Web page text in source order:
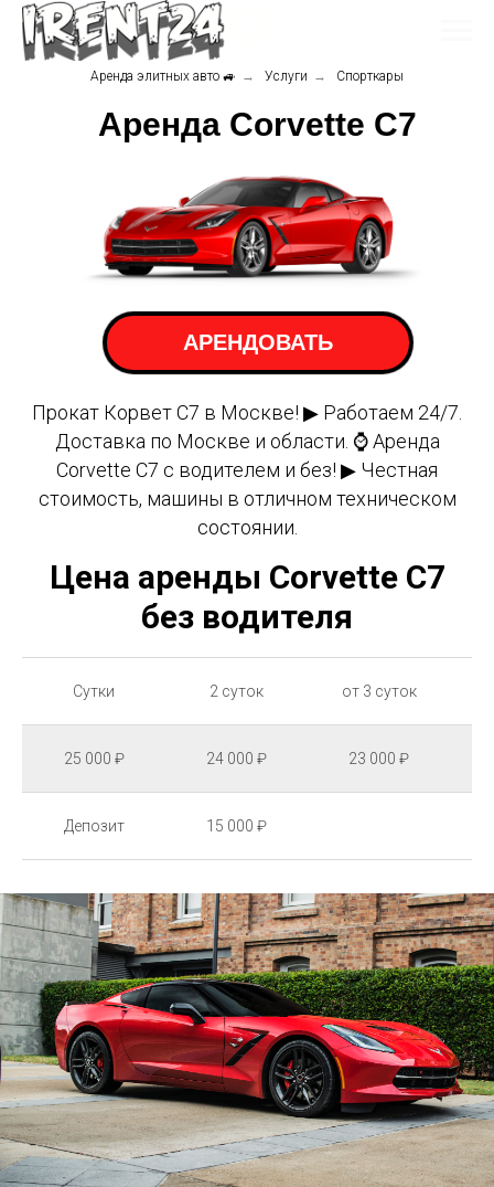
Аренда элитных авто 🚙 → Услуги → Спорткары
Аренда Corvette C7
АРЕНДОВАТЬ
Прокат Корвет С7 в Москве! ▶ Работаем 24/7.
Доставка по Москве и области. ⌚ Аренда
Corvette C7 с водителем и без! ▶ Честная
стоимость, машины в отличном техническом
состоянии.
Цена аренды Corvette C7
без водителя
Сутки 2 суток от 3 суток
25 000 ₽ 24 000 ₽ 23 000 ₽
Депозит 15 000 ₽